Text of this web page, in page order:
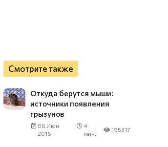
Смотрите также
Откуда берутся мыши:
источники появления
грызунов
06 Июн
2016
4
мин.
195317